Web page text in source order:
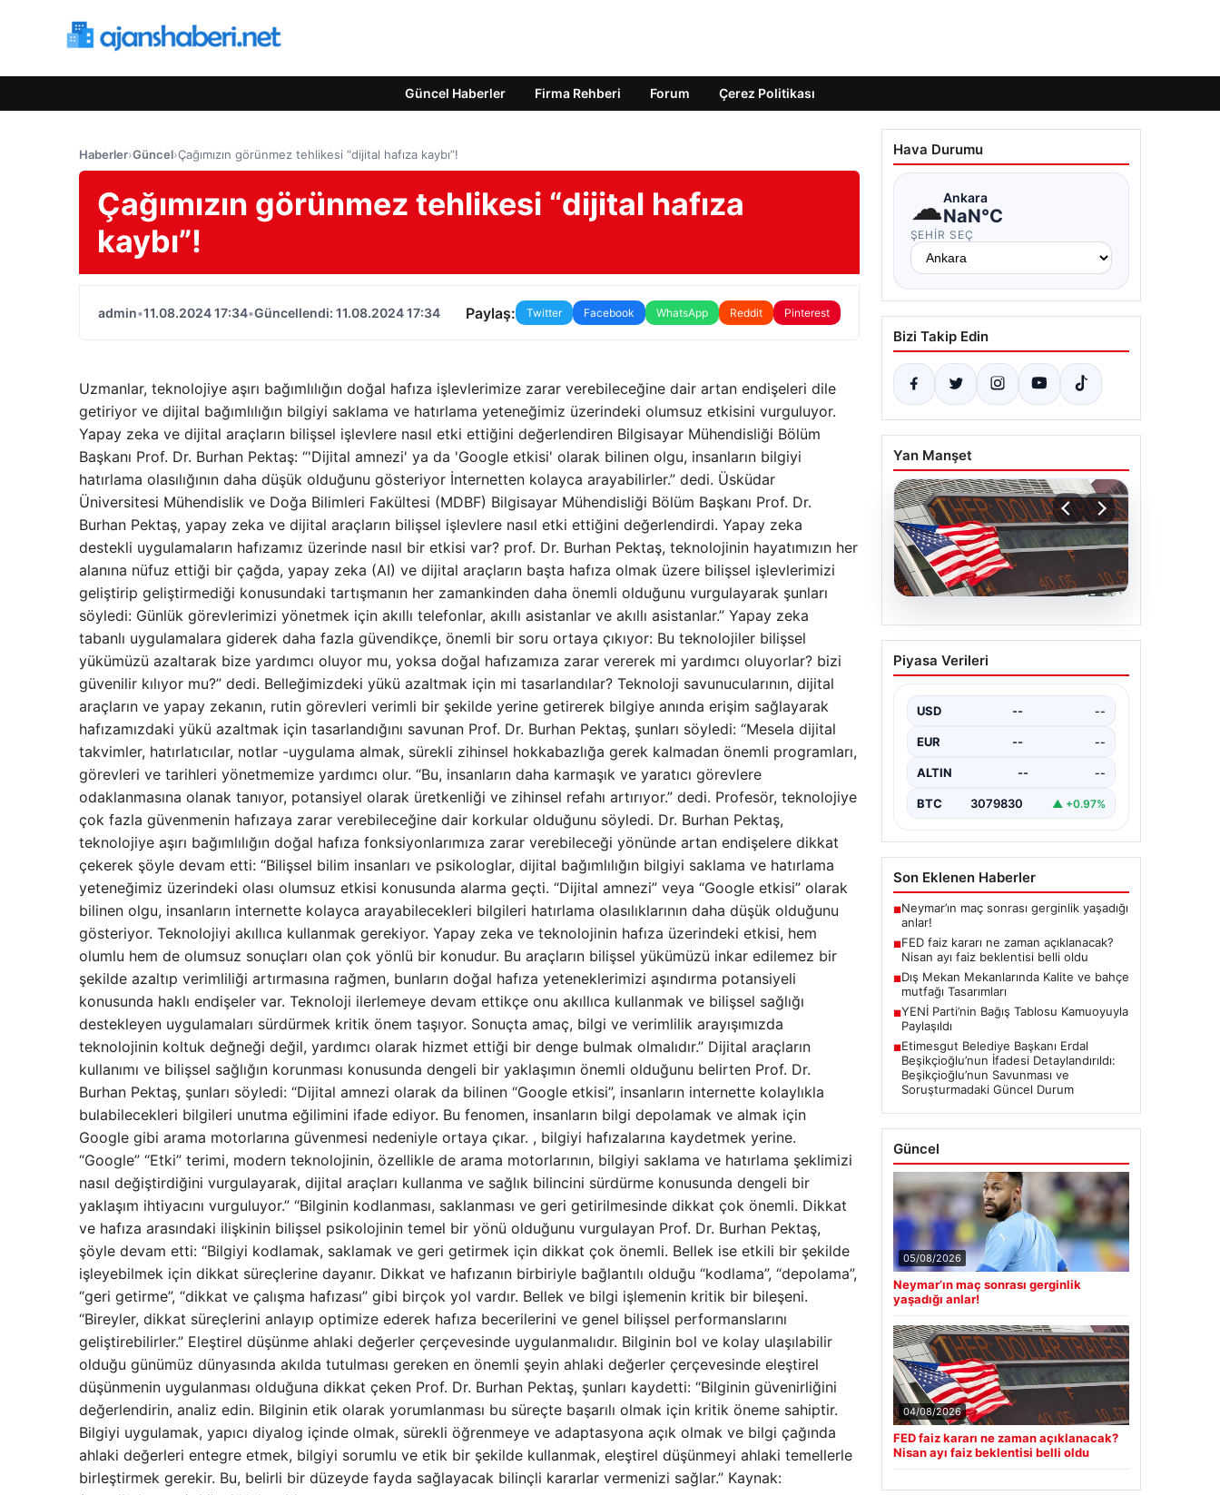
Güncel Haberler Firma Rehberi Forum Çerez Politikası
Haberler›Güncel›Çağımızın görünmez tehlikesi “dijital hafıza kaybı”!
Çağımızın görünmez tehlikesi “dijital hafıza
kaybı”!
admin•11.08.2024 17:34•Güncellendi: 11.08.2024 17:34 Paylaş: Twitter Facebook WhatsApp Reddit Pinterest
Uzmanlar, teknolojiye aşırı bağımlılığın doğal hafıza işlevlerimize zarar verebileceğine dair artan endişeleri dile
getiriyor ve dijital bağımlılığın bilgiyi saklama ve hatırlama yeteneğimiz üzerindeki olumsuz etkisini vurguluyor.
Yapay zeka ve dijital araçların bilişsel işlevlere nasıl etki ettiğini değerlendiren Bilgisayar Mühendisliği Bölüm
Başkanı Prof. Dr. Burhan Pektaş: “'Dijital amnezi' ya da 'Google etkisi' olarak bilinen olgu, insanların bilgiyi
hatırlama olasılığının daha düşük olduğunu gösteriyor İnternetten kolayca arayabilirler.” dedi. Üsküdar
Üniversitesi Mühendislik ve Doğa Bilimleri Fakültesi (MDBF) Bilgisayar Mühendisliği Bölüm Başkanı Prof. Dr.
Burhan Pektaş, yapay zeka ve dijital araçların bilişsel işlevlere nasıl etki ettiğini değerlendirdi. Yapay zeka
destekli uygulamaların hafızamız üzerinde nasıl bir etkisi var? prof. Dr. Burhan Pektaş, teknolojinin hayatımızın her
alanına nüfuz ettiği bir çağda, yapay zeka (AI) ve dijital araçların başta hafıza olmak üzere bilişsel işlevlerimizi
geliştirip geliştirmediği konusundaki tartışmanın her zamankinden daha önemli olduğunu vurgulayarak şunları
söyledi: Günlük görevlerimizi yönetmek için akıllı telefonlar, akıllı asistanlar ve akıllı asistanlar.” Yapay zeka
tabanlı uygulamalara giderek daha fazla güvendikçe, önemli bir soru ortaya çıkıyor: Bu teknolojiler bilişsel
yükümüzü azaltarak bize yardımcı oluyor mu, yoksa doğal hafızamıza zarar vererek mi yardımcı oluyorlar? bizi
güvenilir kılıyor mu?” dedi. Belleğimizdeki yükü azaltmak için mi tasarlandılar? Teknoloji savunucularının, dijital
araçların ve yapay zekanın, rutin görevleri verimli bir şekilde yerine getirerek bilgiye anında erişim sağlayarak
hafızamızdaki yükü azaltmak için tasarlandığını savunan Prof. Dr. Burhan Pektaş, şunları söyledi: “Mesela dijital
takvimler, hatırlatıcılar, notlar -uygulama almak, sürekli zihinsel hokkabazlığa gerek kalmadan önemli programları,
görevleri ve tarihleri ​​​​yönetmemize yardımcı olur. “Bu, insanların daha karmaşık ve yaratıcı görevlere
odaklanmasına olanak tanıyor, potansiyel olarak üretkenliği ve zihinsel refahı artırıyor.” dedi. Profesör, teknolojiye
çok fazla güvenmenin hafızaya zarar verebileceğine dair korkular olduğunu söyledi. Dr. Burhan Pektaş,
teknolojiye aşırı bağımlılığın doğal hafıza fonksiyonlarımıza zarar verebileceği yönünde artan endişelere dikkat
çekerek şöyle devam etti: “Bilişsel bilim insanları ve psikologlar, dijital bağımlılığın bilgiyi saklama ve hatırlama
yeteneğimiz üzerindeki olası olumsuz etkisi konusunda alarma geçti. “Dijital amnezi” veya “Google etkisi” olarak
bilinen olgu, insanların internette kolayca arayabilecekleri bilgileri hatırlama olasılıklarının daha düşük olduğunu
gösteriyor. Teknolojiyi akıllıca kullanmak gerekiyor. Yapay zeka ve teknolojinin hafıza üzerindeki etkisi, hem
olumlu hem de olumsuz sonuçları olan çok yönlü bir konudur. Bu araçların bilişsel yükümüzü inkar edilemez bir
şekilde azaltıp verimliliği artırmasına rağmen, bunların doğal hafıza yeteneklerimizi aşındırma potansiyeli
konusunda haklı endişeler var. Teknoloji ilerlemeye devam ettikçe onu akıllıca kullanmak ve bilişsel sağlığı
destekleyen uygulamaları sürdürmek kritik önem taşıyor. Sonuçta amaç, bilgi ve verimlilik arayışımızda
teknolojinin koltuk değneği değil, yardımcı olarak hizmet ettiği bir denge bulmak olmalıdır.” Dijital araçların
kullanımı ve bilişsel sağlığın korunması konusunda dengeli bir yaklaşımın önemli olduğunu belirten Prof. Dr.
Burhan Pektaş, şunları söyledi: “Dijital amnezi olarak da bilinen “Google etkisi”, insanların internette kolaylıkla
bulabilecekleri bilgileri unutma eğilimini ifade ediyor. Bu fenomen, insanların bilgi depolamak ve almak için
Google gibi arama motorlarına güvenmesi nedeniyle ortaya çıkar. , bilgiyi hafızalarına kaydetmek yerine.
“Google” “Etki” terimi, modern teknolojinin, özellikle de arama motorlarının, bilgiyi saklama ve hatırlama şeklimizi
nasıl değiştirdiğini vurgulayarak, dijital araçları kullanma ve sağlık bilincini sürdürme konusunda dengeli bir
yaklaşım ihtiyacını vurguluyor.” “Bilginin kodlanması, saklanması ve geri getirilmesinde dikkat çok önemli. Dikkat
ve hafıza arasındaki ilişkinin bilişsel psikolojinin temel bir yönü olduğunu vurgulayan Prof. Dr. Burhan Pektaş,
şöyle devam etti: “Bilgiyi kodlamak, saklamak ve geri getirmek için dikkat çok önemli. Bellek ise etkili bir şekilde
işleyebilmek için dikkat süreçlerine dayanır. Dikkat ve hafızanın birbiriyle bağlantılı olduğu “kodlama”, “depolama”,
“geri getirme”, “dikkat ve çalışma hafızası” gibi birçok yol vardır. Bellek ve bilgi işlemenin kritik bir bileşeni.
“Bireyler, dikkat süreçlerini anlayıp optimize ederek hafıza becerilerini ve genel bilişsel performanslarını
geliştirebilirler.” Eleştirel düşünme ahlaki değerler çerçevesinde uygulanmalıdır. Bilginin bol ve kolay ulaşılabilir
olduğu günümüz dünyasında akılda tutulması gereken en önemli şeyin ahlaki değerler çerçevesinde eleştirel
düşünmenin uygulanması olduğuna dikkat çeken Prof. Dr. Burhan Pektaş, şunları kaydetti: “Bilginin güvenirliğini
değerlendirin, analiz edin. Bilginin etik olarak yorumlanması bu süreçte başarılı olmak için kritik öneme sahiptir.
Bilgiyi uygulamak, yapıcı diyalog içinde olmak, sürekli öğrenmeye ve adaptasyona açık olmak ve bilgi çağında
ahlaki değerleri entegre etmek, bilgiyi sorumlu ve etik bir şekilde kullanmak, eleştirel düşünmeyi ahlaki temellerle
birleştirmek gerekir. Bu, belirli bir düzeyde fayda sağlayacak bilinçli kararlar vermenizi sağlar.” Kaynak:
Hava Durumu
☁Ankara
NaN°C
ŞEHIR SEÇ
Bizi Takip Edin
Yan Manşet
04.08.2026
FED faiz kararı ne zaman
açıklanacak? Nisan ayı
Piyasa Verileri
USD -- --
EUR -- --
ALTIN -- --
BTC 3079830 ▲ +0.97%
Son Eklenen Haberler
■Neymar’ın maç sonrası gerginlik yaşadığı
anlar!
■FED faiz kararı ne zaman açıklanacak?
Nisan ayı faiz beklentisi belli oldu
■Dış Mekan Mekanlarında Kalite ve bahçe
mutfağı Tasarımları
■YENİ Parti’nin Bağış Tablosu Kamuoyuyla
Paylaşıldı
■Etimesgut Belediye Başkanı Erdal
Beşikçioğlu’nun İfadesi Detaylandırıldı:
Beşikçioğlu’nun Savunması ve
Soruşturmadaki Güncel Durum
Güncel
05/08/2026
Neymar’ın maç sonrası gerginlik
yaşadığı anlar!
04/08/2026
FED faiz kararı ne zaman açıklanacak?
Nisan ayı faiz beklentisi belli oldu